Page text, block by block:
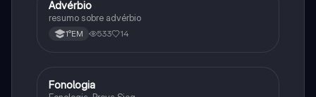
Português
Advérbio
resumo sobre advérbio
1°EM 533 14
Português
Fonologia